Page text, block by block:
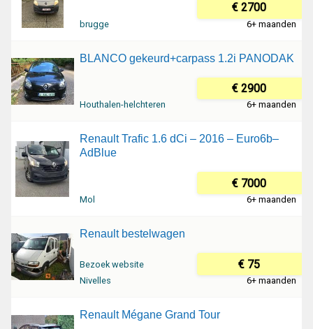
€ 2700
brugge 6+ maanden
BLANCO gekeurd+carpass 1.2i PANODAK
€ 2900
Houthalen-helchteren 6+ maanden
Renault Trafic 1.6 dCi – 2016 – Euro6b–
AdBlue
€ 7000
Mol 6+ maanden
Renault bestelwagen
Bezoek website € 75
Nivelles 6+ maanden
Renault Mégane Grand Tour